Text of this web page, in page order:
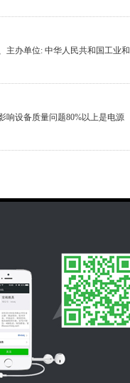
主办单位: 中华人民共和国工业和
响设备质量问题80%以上是电源